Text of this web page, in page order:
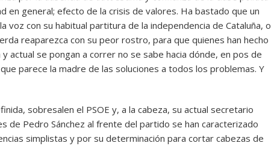
en general; efecto de la crisis de valores. Ha bastado que un
voz con su habitual partitura de la independencia de Cataluña, o
reaparezca con su peor rostro, para que quienes han hecho
actual se pongan a correr no se sabe hacia dónde, en pos de
parece la madre de las soluciones a todos los problemas. Y
sobresalen el PSOE y, a la cabeza, su actual secretario
de Pedro Sánchez al frente del partido se han caracterizado
simplistas y por su determinación para cortar cabezas de